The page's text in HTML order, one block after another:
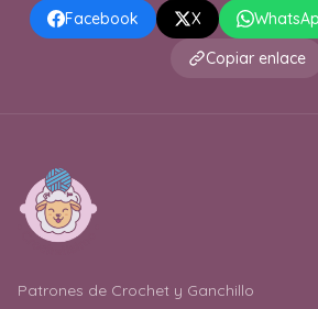
Facebook X
Copiar enlace
Patrones de Crochet y Ganchillo